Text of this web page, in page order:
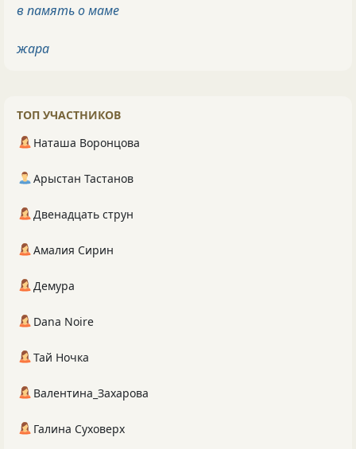
в память о маме
жара
ТОП УЧАСТНИКОВ
Наташа Воронцова
Арыстан Тастанов
Двенадцать струн
Амалия Сирин
Демура
Dana Noire
Тай Ночка
Валентина_Захарова
Галина Суховерх